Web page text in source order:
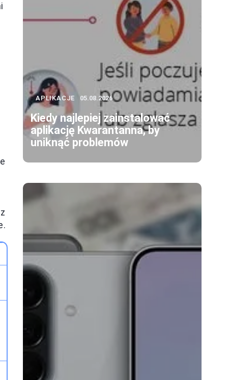
APLIKACJE 05.08.2026
Kiedy najlepiej zainstalować
aplikację Kwarantanna, by
uniknąć problemów